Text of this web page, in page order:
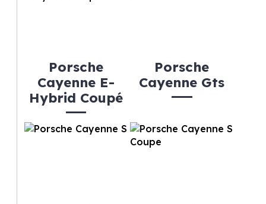
Porsche
Cayenne E-
Hybrid Coupé
Porsche
Cayenne Gts